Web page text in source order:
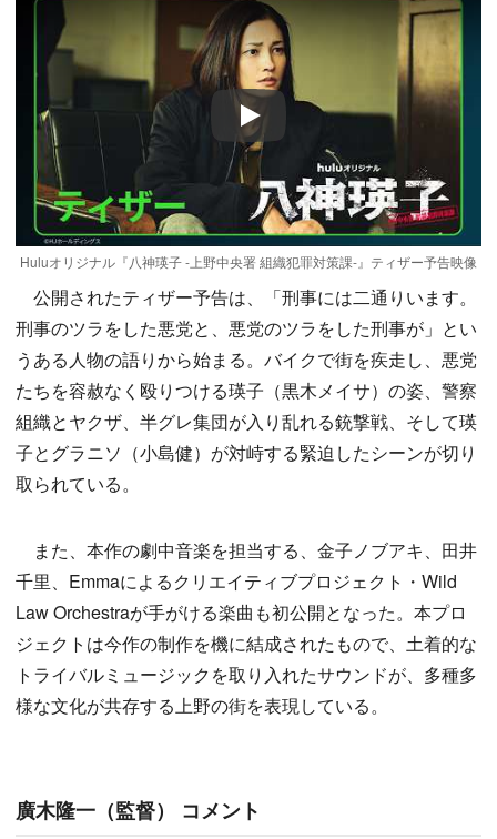
Play
Huluオリジナル『八神瑛子 -上野中央署 組織犯罪対策課-』ティザー予告映像
公開されたティザー予告は、「刑事には二通りいます。
刑事のツラをした悪党と、悪党のツラをした刑事が」とい
うある人物の語りから始まる。バイクで街を疾走し、悪党
たちを容赦なく殴りつける瑛子（黒木メイサ）の姿、警察
組織とヤクザ、半グレ集団が入り乱れる銃撃戦、そして瑛
子とグラニソ（小島健）が対峙する緊迫したシーンが切り
取られている。
また、本作の劇中音楽を担当する、金子ノブアキ、田井
千里、Emmaによるクリエイティブプロジェクト・Wild
Law Orchestraが手がける楽曲も初公開となった。本プロ
ジェクトは今作の制作を機に結成されたもので、土着的な
トライバルミュージックを取り入れたサウンドが、多種多
様な文化が共存する上野の街を表現している。
廣木隆一（監督） コメント